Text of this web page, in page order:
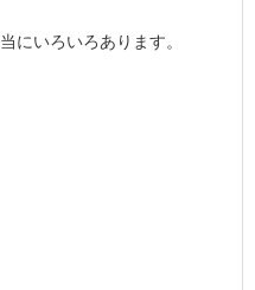
にいろいろあります。